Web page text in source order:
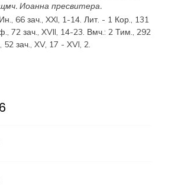
Иоаннапресвитера.
Ин., 66 зач., XXI, 1-14. Лит. - 1 Кор., 131
72 зач., XVII, 14-23. Вмч.: 2 Тим., 292
52 зач., XV, 17 - XVI, 2.